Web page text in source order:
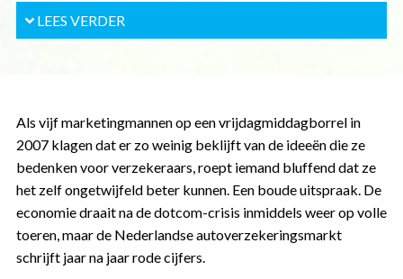
LEES VERDER
Als vijf marketingmannen op een vrijdagmiddagborrel in
2007 klagen dat er zo weinig beklijft van de ideeën die ze
bedenken voor verzekeraars, roept iemand bluffend dat ze
het zelf ongetwijfeld beter kunnen. Een boude uitspraak. De
economie draait na de dotcom-crisis inmiddels weer op volle
toeren, maar de Nederlandse autoverzekeringsmarkt
schrijft jaar na jaar rode cijfers.